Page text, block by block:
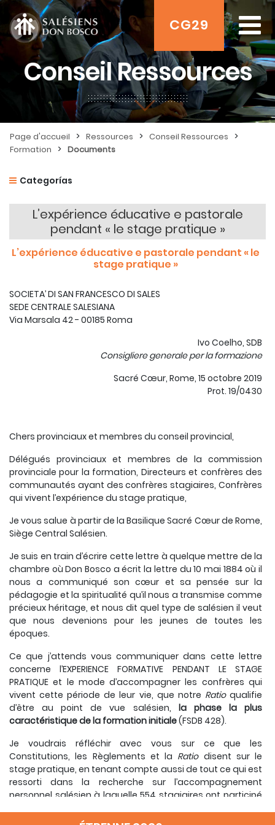
CG29
Conseil Ressources
Page d'accueil > Ressources > Conseil Ressources >
Formation > Documents
Categorías
L’expérience éducative e pastorale
pendant « le stage pratique »
L’expérience éducative e pastorale pendant « le
stage pratique »
SOCIETA’ DI SAN FRANCESCO DI SALES
SEDE CENTRALE SALESIANA
Via Marsala 42 - 00185 Roma
Ivo Coelho, SDB
Consigliere generale per la formazione
Sacré Cœur, Rome, 15 octobre 2019
Prot. 19/0430
Chers provinciaux et membres du conseil provincial,
Délégués provinciaux et membres de la commission
provinciale pour la formation, Directeurs et confrères des
communautés ayant des confrères stagiaires, Confrères
qui vivent l’expérience du stage pratique,
Je vous salue à partir de la Basilique Sacré Cœur de Rome,
Siège Central Salésien.
Je suis en train d’écrire cette lettre à quelque mettre de la
chambre où Don Bosco a écrit la lettre du 10 mai 1884 où il
nous a communiqué son cœur et sa pensée sur la
pédagogie et la spiritualité qu’il nous a transmise comme
précieux héritage, et nous dit quel type de salésien il veut
que nous devenions pour les jeunes de toutes les
époques.
Ce que j’attends vous communiquer dans cette lettre
concerne l’EXPERIENCE FORMATIVE PENDANT LE STAGE
PRATIQUE et le mode d’accompagner les confrères qui
vivent cette période de leur vie, que notre Ratioqualifie
d’être au point de vue salésien, la phase la plus
caractéristique de la formation initiale(FSDB 428).
Je voudrais réfléchir avec vous sur ce que les
Constitutions, les Règlements et la Ratio disent sur le
stage pratique, en tenant compte aussi de tout ce qui est
ressorti dans la recherche sur l’accompagnement
personnel salésien à laquelle 554 stagiaires ont participé
partage à propos de l’expérience du stage de beaucoup